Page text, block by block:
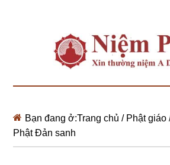
Bạn đang ở:Trang chủ / Phật giáo
Phật Đản sanh